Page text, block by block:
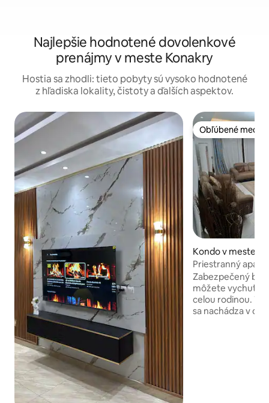
Najlepšie hodnotené dovolenkové
prenájmy v meste Konakry
Hostia sa zhodli: tieto pobyty sú vysoko hodnotené
z hľadiska lokality, čistoty a ďalších aspektov.
Obľúbené medzi
Obľúbené medzi
Kondo v meste
Priestranný
Plaza Diamond
Zabezpečený
môžete
celou rodinou.
sa nachádza v